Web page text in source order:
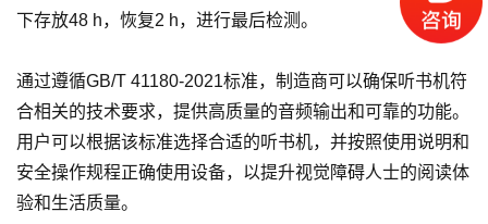
下存放48 h，恢复2 h，进行最后检测。
通过遵循GB/T 41180-2021标准，制造商可以确保听书机符
合相关的技术要求，提供高质量的音频输出和可靠的功能。
用户可以根据该标准选择合适的听书机，并按照使用说明和
安全操作规程正确使用设备，以提升视觉障碍人士的阅读体
验和生活质量。